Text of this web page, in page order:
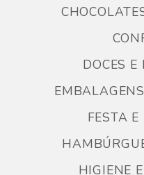
DOCES E
FESTA E
HIGIENE